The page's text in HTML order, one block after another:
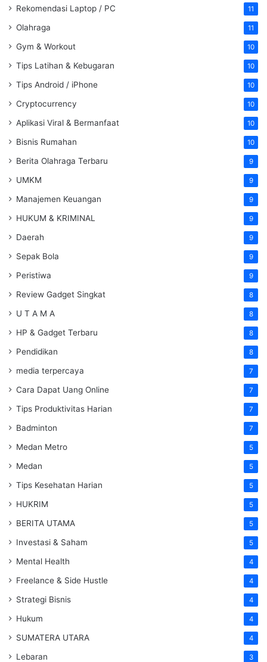
Rekomendasi Laptop / PC 11
Olahraga 11
Gym & Workout 10
Tips Latihan & Kebugaran 10
Tips Android / iPhone 10
Cryptocurrency 10
Aplikasi Viral & Bermanfaat 10
Bisnis Rumahan 10
Berita Olahraga Terbaru 9
UMKM 9
Manajemen Keuangan 9
HUKUM & KRIMINAL 9
Daerah 9
Sepak Bola 9
Peristiwa 9
Review Gadget Singkat 8
U T A M A 8
HP & Gadget Terbaru 8
Pendidikan 8
media terpercaya 7
Cara Dapat Uang Online 7
Tips Produktivitas Harian 7
Badminton 7
Medan Metro 5
Medan 5
Tips Kesehatan Harian 5
HUKRIM 5
BERITA UTAMA 5
Investasi & Saham 5
Mental Health 4
Freelance & Side Hustle 4
Strategi Bisnis 4
Hukum 4
SUMATERA UTARA 4
Lebaran 3